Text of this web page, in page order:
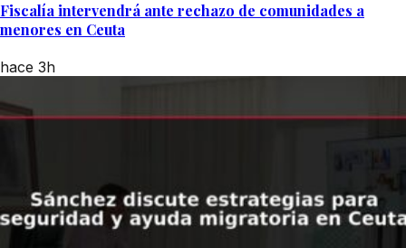
Fiscalía intervendrá ante rechazo de comunidades a
menores en Ceuta
hace 3h